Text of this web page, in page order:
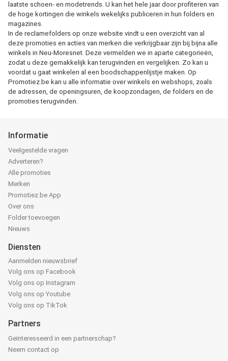
laatste schoen- en modetrends. U kan het hele jaar door profiteren van
de hoge kortingen die winkels wekelijks publiceren in hun folders en
magazines.
In de reclamefolders op onze website vindt u een overzicht van al
deze promoties en acties van merken die verkrijgbaar zijn bij bijna alle
winkels in Neu-Moresnet. Deze vermelden we in aparte categorieën,
zodat u deze gemakkelijk kan terugvinden en vergelijken. Zo kan u
voordat u gaat winkelen al een boodschappenlijstje maken. Op
Promotiez.be kan u alle informatie over winkels en webshops, zoals
de adressen, de openingsuren, de koopzondagen, de folders en de
promoties terugvinden.
Informatie
Veelgestelde vragen
Adverteren?
Alle promoties
Merken
Promotiez.be App
Over ons
Folder toevoegen
Nieuws
Diensten
Aanmelden nieuwsbrief
Volg ons op Facebook
Volg ons op Instagram
Volg ons op Youtube
Volg ons op TikTok
Partners
Geïnteresseerd in een partnerschap?
Neem contact op